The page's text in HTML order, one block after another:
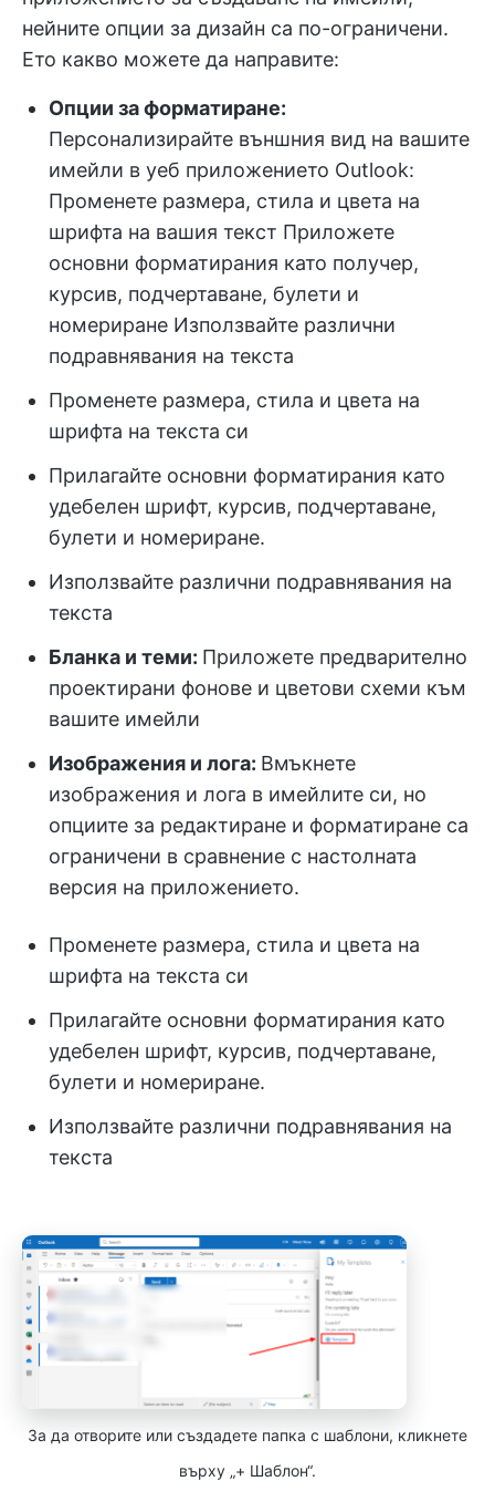
нейните опции за дизайн са по-ограничени.
Ето какво можете да направите:
Опции за форматиране:
Персонализирайте външния вид на вашите
имейли в уеб приложението Outlook:
Променете размера, стила и цвета на
шрифта на вашия текст Приложете
основни форматирания като получер,
курсив, подчертаване, булети и
номериране Използвайте различни
подравнявания на текста
Променете размера, стила и цвета на
шрифта на текста си
Прилагайте основни форматирания като
удебелен шрифт, курсив, подчертаване,
булети и номериране.
Използвайте различни подравнявания на
текста
Бланка и теми: Приложете предварително
проектирани фонове и цветови схеми към
вашите имейли
Изображения и лога: Вмъкнете
изображения и лога в имейлите си, но
опциите за редактиране и форматиране са
ограничени в сравнение с настолната
версия на приложението.
Променете размера, стила и цвета на
шрифта на текста си
Прилагайте основни форматирания като
удебелен шрифт, курсив, подчертаване,
булети и номериране.
Използвайте различни подравнявания на
текста
За да отворите или създадете папка с шаблони, кликнете
върху „+ Шаблон“.